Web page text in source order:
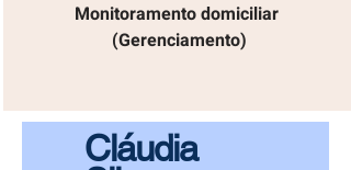
Monitoramento domiciliar
(Gerenciamento)
Cláudia